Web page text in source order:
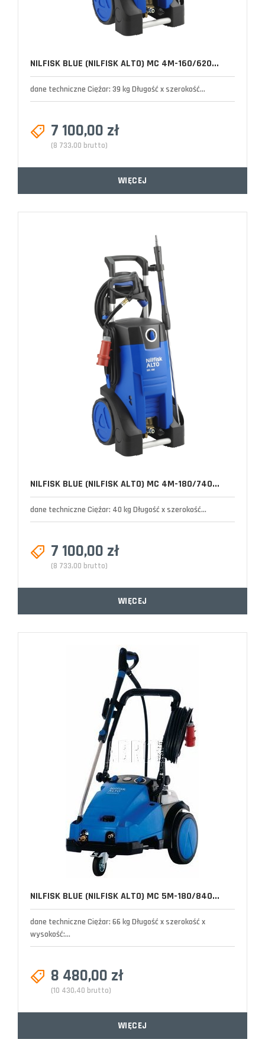
NILFISK BLUE (NILFISK ALTO) MC 4M-160/620...
dane techniczne Ciężar: 39 kg Długość x szerokość...
7 100,00 zł
(8 733,00 brutto)
WIĘCEJ
NILFISK BLUE (NILFISK ALTO) MC 4M-180/740...
dane techniczne Ciężar: 40 kg Długość x szerokość...
7 100,00 zł
(8 733,00 brutto)
WIĘCEJ
NILFISK BLUE (NILFISK ALTO) MC 5M-180/840...
dane techniczne Ciężar: 66 kg Długość x szerokość x
wysokość:...
8 480,00 zł
(10 430,40 brutto)
WIĘCEJ